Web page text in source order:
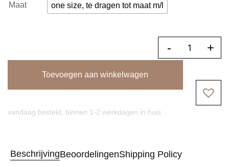
Maat one size, te dragen tot maat m/l
- +
Toevoegen aan winkelwagen
vandaag besteld, binnen 1-2 werkdagen in huis
BeschrijvingBeoordelingenShipping Policy